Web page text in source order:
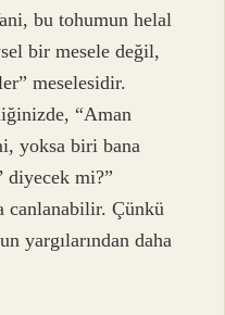
bu tohumun helal
bir mesele değil,
meselesidir.
“Aman
yoksa biri bana
diyecek mi?”
canlanabilir. Çünkü
yargılarından daha